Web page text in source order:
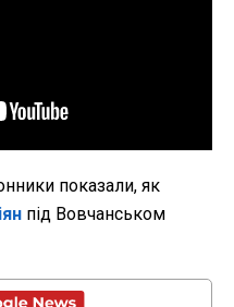
показали, як
під Вовчанськом